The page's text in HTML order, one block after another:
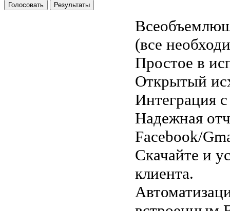
(все
Простое в
Открытый
Интеграция
Надежная
Facebook/
Скачайте и
клиента.